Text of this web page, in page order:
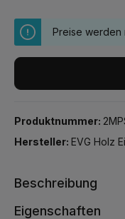
Preise werden
Produktnummer:
Hersteller: EVG Holz
Beschreibung
Eigenschaften